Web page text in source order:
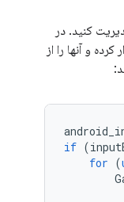
کنید. در
کرده و آنها را از
if (
for (